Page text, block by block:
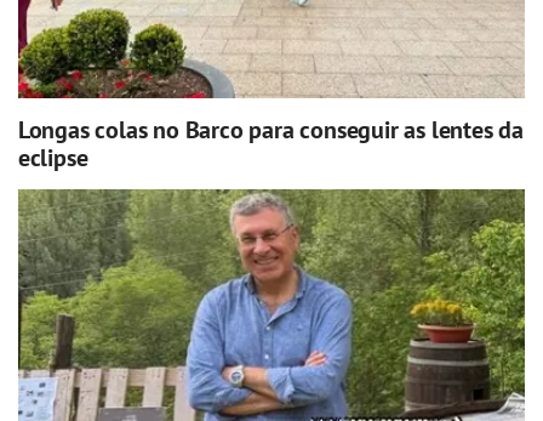
Longas colas no Barco para conseguir as lentes da
eclipse